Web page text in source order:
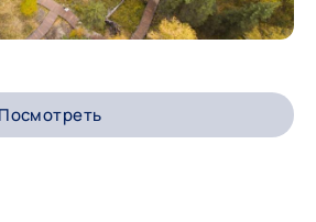
Посмотреть